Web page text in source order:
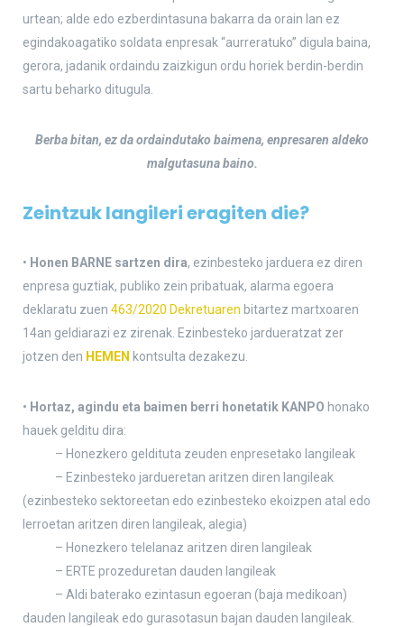
urtean; alde edo ezberdintasuna bakarra da orain lan ez
egindakoagatiko soldata enpresak “aurreratuko” digula baina,
gerora, jadanik ordaindu zaizkigun ordu horiek berdin-berdin
sartu beharko ditugula.
Berba bitan, ez da ordaindutako baimena, enpresaren aldeko
malgutasuna baino.
Zeintzuk langileri eragiten die?
• Honen BARNE sartzen dira, ezinbesteko jarduera ez diren
enpresa guztiak, publiko zein pribatuak, alarma egoera
deklaratu zuen 463/2020 Dekretuaren bitartez martxoaren
14an geldiarazi ez zirenak. Ezinbesteko jardueratzat zer
jotzen den HEMEN kontsulta dezakezu.
• Hortaz, agindu eta baimen berri honetatik KANPO honako
hauek gelditu dira:
– Honezkero geldituta zeuden enpresetako langileak
– Ezinbesteko jardueretan aritzen diren langileak
(ezinbesteko sektoreetan edo ezinbesteko ekoizpen atal edo
lerroetan aritzen diren langileak, alegia)
– Honezkero telelanaz aritzen diren langileak
– ERTE prozeduretan dauden langileak
– Aldi baterako ezintasun egoeran (baja medikoan)
dauden langileak edo gurasotasun bajan dauden langileak.